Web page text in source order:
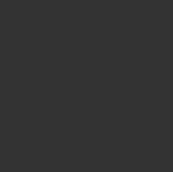
können, sofern
dass die
zugewiesen werden.